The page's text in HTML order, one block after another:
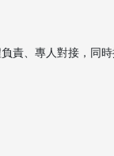
責、專人對接，同